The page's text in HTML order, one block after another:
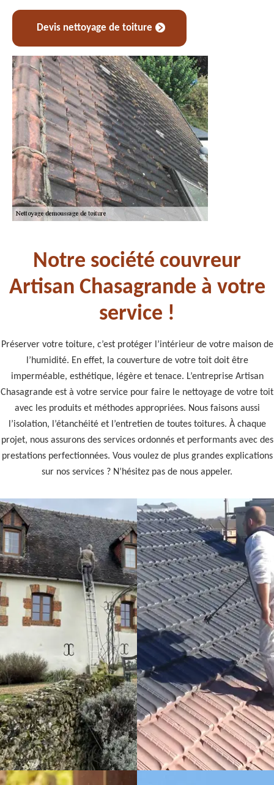
Devis nettoyage de toiture
Notre société couvreur
Artisan Chasagrande à votre
service !
Préserver votre toiture, c’est protéger l’intérieur de votre maison de
l’humidité. En effet, la couverture de votre toit doit être
imperméable, esthétique, légère et tenace. L’entreprise Artisan
Chasagrande est à votre service pour faire le nettoyage de votre toit
avec les produits et méthodes appropriées. Nous faisons aussi
l’isolation, l’étanchéité et l’entretien de toutes toitures. À chaque
projet, nous assurons des services ordonnés et performants avec des
prestations perfectionnées. Vous voulez de plus grandes explications
sur nos services ? N’hésitez pas de nous appeler.